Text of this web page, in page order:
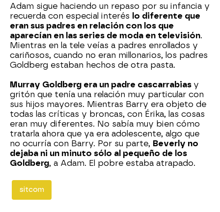
Adam sigue haciendo un repaso por su infancia y
recuerda con especial interés lo diferente que
eran sus padres en relación con los que
aparecían en las series de moda en televisión.
Mientras en la tele veías a padres enrollados y
cariñosos, cuando no eran millonarios, los padres
Goldberg estaban hechos de otra pasta.
Murray Goldberg era un padre cascarrabias y
gritón que tenía una relación muy particular con
sus hijos mayores. Mientras Barry era objeto de
todas las críticas y broncas, con Érika, las cosas
eran muy diferentes. No sabía muy bien cómo
tratarla ahora que ya era adolescente, algo que
no ocurría con Barry. Por su parte, Beverly no
dejaba ni un minuto sólo al pequeño de los
Goldberg, a Adam. El pobre estaba atrapado.
sitcom